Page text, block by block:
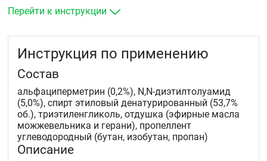
заболеваний человека)
летающих кровососущих насекомых (комаров,
Перейти к инструкции
Инструкция по применению
Состав
альфациперметрин (0,2%), N,N-диэтилтолуамид
(5,0%), спирт этиловый денатурированный (53,7%
об.), триэтиленгликоль, отдушка (эфирные масла
можжевельника и герани), пропеллент
углеводородный (бутан, изобутан, пропан)
Описание